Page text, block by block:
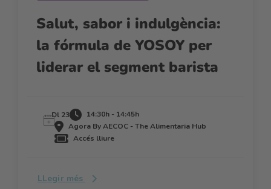
Salut, sabor i indulgència:
la fórmula de YOSOY per
liderar el segment barista
Dl 23
14:30h - 14:45h
Agora By AECOC - The Alimentaria Hub
Accés lliure
LLegir més